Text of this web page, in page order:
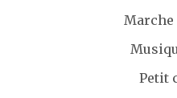
Marche
Petit